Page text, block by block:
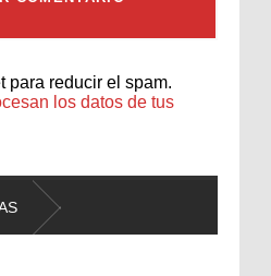
para reducir el spam.
los datos de tus